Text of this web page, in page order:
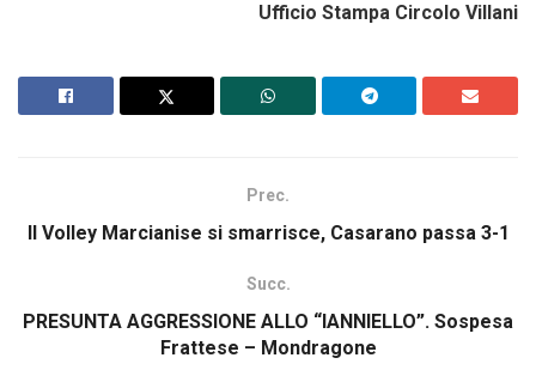
Ufficio Stampa Circolo Villani
Prec.
Il Volley Marcianise si smarrisce, Casarano passa 3-1
Succ.
PRESUNTA AGGRESSIONE ALLO “IANNIELLO”. Sospesa
Frattese – Mondragone